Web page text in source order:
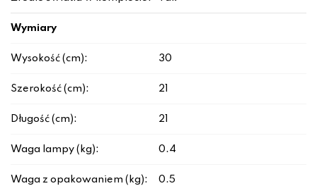
Wymiary
Wysokość (cm): 30
Szerokość (cm): 21
Długość (cm): 21
Waga lampy (kg): 0.4
Waga z opakowaniem (kg): 0.5